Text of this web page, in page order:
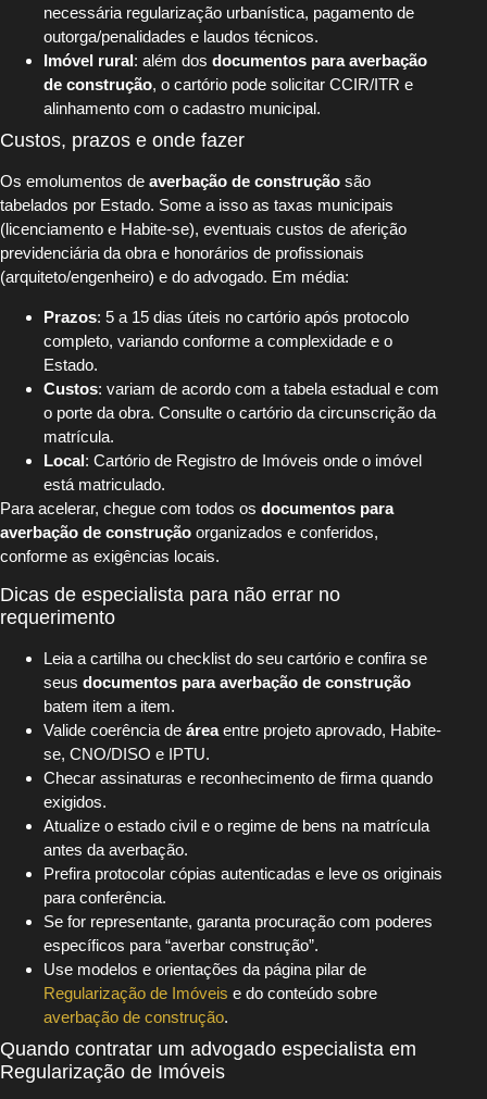
necessária regularização urbanística, pagamento de
outorga/penalidades e laudos técnicos.
Imóvel rural: além dos documentos para averbação
de construção, o cartório pode solicitar CCIR/ITR e
alinhamento com o cadastro municipal.
Custos, prazos e onde fazer
Os emolumentos de averbação de construção são
tabelados por Estado. Some a isso as taxas municipais
(licenciamento e Habite-se), eventuais custos de aferição
previdenciária da obra e honorários de profissionais
(arquiteto/engenheiro) e do advogado. Em média:
Prazos: 5 a 15 dias úteis no cartório após protocolo
completo, variando conforme a complexidade e o
Estado.
Custos: variam de acordo com a tabela estadual e com
o porte da obra. Consulte o cartório da circunscrição da
matrícula.
Local: Cartório de Registro de Imóveis onde o imóvel
está matriculado.
Para acelerar, chegue com todos os documentos para
averbação de construção organizados e conferidos,
conforme as exigências locais.
Dicas de especialista para não errar no
requerimento
Leia a cartilha ou checklist do seu cartório e confira se
seus documentos para averbação de construção
batem item a item.
Valide coerência de áreaentre projeto aprovado, Habite-
se, CNO/DISO e IPTU.
Checar assinaturas e reconhecimento de firma quando
exigidos.
Atualize o estado civil e o regime de bens na matrícula
antes da averbação.
Prefira protocolar cópias autenticadas e leve os originais
para conferência.
Se for representante, garanta procuração com poderes
específicos para “averbar construção”.
Use modelos e orientações da página pilar de
Regularização de Imóveis e do conteúdo sobre
averbação de construção.
Quando contratar um advogado especialista em
Regularização de Imóveis